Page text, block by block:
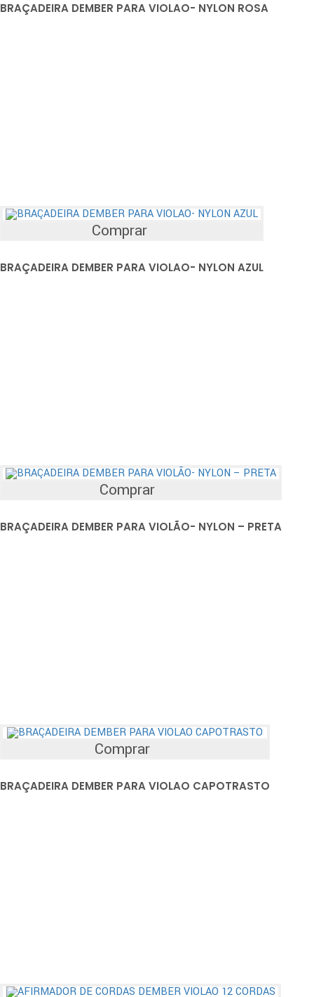
BRAÇADEIRA DEMBER PARA VIOLAO- NYLON ROSA
Comprar
BRAÇADEIRA DEMBER PARA VIOLAO- NYLON AZUL
Comprar
BRAÇADEIRA DEMBER PARA VIOLÃO- NYLON – PRETA
Comprar
BRAÇADEIRA DEMBER PARA VIOLAO CAPOTRASTO